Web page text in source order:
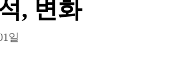
, 변화
일